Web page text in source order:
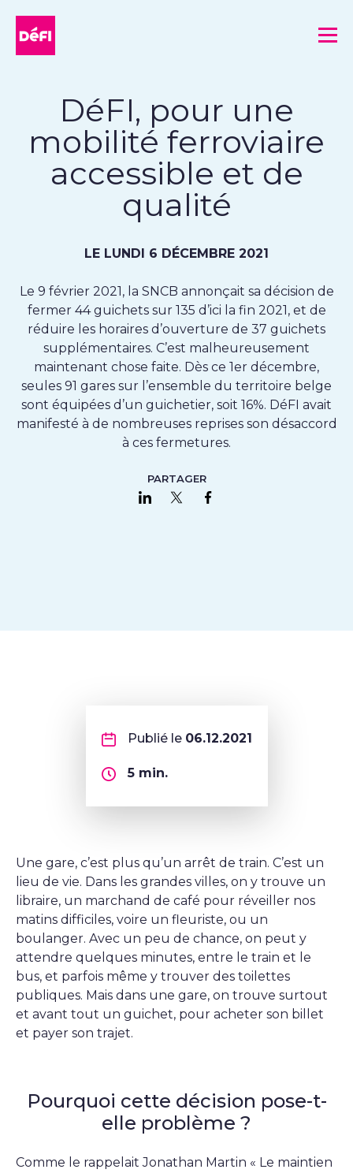
DéFI, pour une
mobilité ferroviaire
accessible et de
qualité
LE LUNDI 6 DÉCEMBRE 2021
Le 9 février 2021, la SNCB annonçait sa décision de
fermer 44 guichets sur 135 d’ici la fin 2021, et de
réduire les horaires d’ouverture de 37 guichets
supplémentaires. C’est malheureusement
maintenant chose faite. Dès ce 1er décembre,
seules 91 gares sur l’ensemble du territoire belge
sont équipées d’un guichetier, soit 16%. DéFI avait
manifesté à de nombreuses reprises son désaccord
à ces fermetures.
PARTAGER
Partager sur LinkedIn
Partager sur Twitter
Publié le 06.12.2021
5min.
Une gare, c’est plus qu’un arrêt de train. C’est un
lieu de vie. Dans les grandes villes, on y trouve un
libraire, un marchand de café pour réveiller nos
matins difficiles, voire un fleuriste, ou un
boulanger. Avec un peu de chance, on peut y
attendre quelques minutes, entre le train et le
bus, et parfois même y trouver des toilettes
publiques. Mais dans une gare, on trouve surtout
et avant tout un guichet, pour acheter son billet
et payer son trajet.
Pourquoi cette décision pose-t-
elle problème ?
Comme le rappelait Jonathan Martin « Le maintien